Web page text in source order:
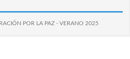
POR LA PAZ - VERANO 2025